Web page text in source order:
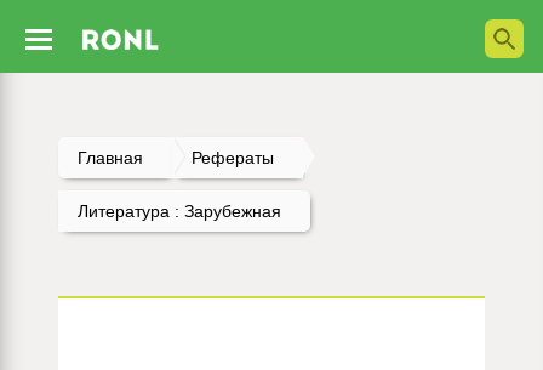
Главная Рефераты
Литература : Зарубежная